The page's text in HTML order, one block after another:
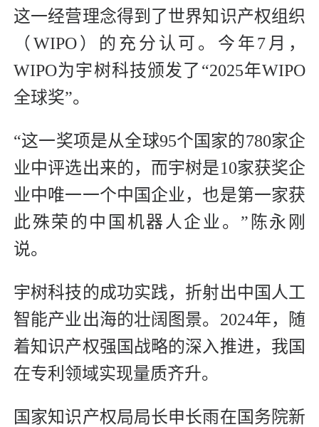
这一经营理念得到了世界知识产权组织
（WIPO）的充分认可。今年7月，
WIPO为宇树科技颁发了“2025年WIPO
全球奖”。
“这一奖项是从全球95个国家的780家企
业中评选出来的，而宇树是10家获奖企
业中唯一一个中国企业，也是第一家获
此殊荣的中国机器人企业。”陈永刚
说。
宇树科技的成功实践，折射出中国人工
智能产业出海的壮阔图景。2024年，随
着知识产权强国战略的深入推进，我国
在专利领域实现量质齐升。
国家知识产权局局长申长雨在国务院新